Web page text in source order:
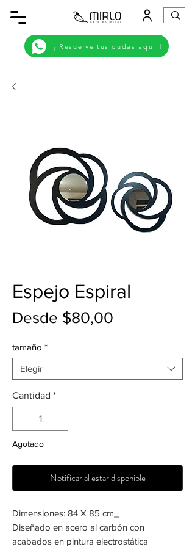
¡ Resuelve tus dudas aqui !
Espejo Espiral
Desde $80,00
oferta
tamaño *
Elegir
Cantidad *
Agotado
Notificar al estar disponible
Dimensiones: 84 X 85 cm_
Diseñado en acero al carbón con
acabados en pintura electrostática